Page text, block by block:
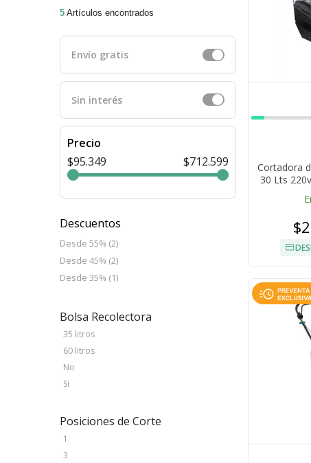
5 Artículos encontrados
Envío gratis
Sin interés
Precio
$95.349
$712.599
Descuentos
Desde 55% (2)
Desde 45% (2)
Desde 35% (1)
Bolsa Recolectora
35 litros
60 litros
No
Si
Posiciones de Corte
1
3
Cortadora
30 Lts